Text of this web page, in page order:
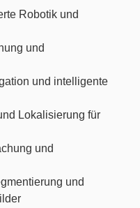
Robotik und
und
und intelligente
Lokalisierung für
und
und